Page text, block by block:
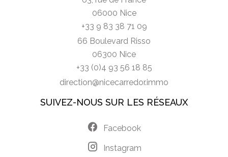
06000 Nice
+33 9 83 38 71 09
66 Boulevard Risso
06300 Nice
+33 (0)4 93 56 18 85
direction@nicecarredor.immo
SUIVEZ-NOUS SUR LES RÉSEAUX
Facebook
Instagram